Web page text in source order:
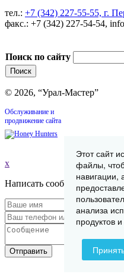
тел.: +7 (342) 227-55-55, г.
факс.: +7 (342) 227-54-54,
Поиск по сайту
© 2026, “Урал-Мастер”
Обслуживание и
продвижение сайта
x
Написать сообщение
Отправить
Этот сайт
файлы,
навигации,
анализа
продуктов и